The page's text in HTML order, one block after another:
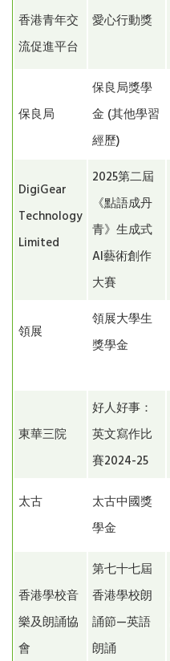
香港青年交
流促進平台
愛心行動獎
保良局
保良局獎學
金 (其他學習
經歷)
DigiGear
Technology
Limited
2025第二屆
《點語成丹
青》生成式
AI藝術創作
大賽
領展
領展大學生
獎學金
東華三院
好人好事：
英文寫作比
賽2024-25
太古
太古中國獎
學金
香港學校音
樂及朗誦協
會
第七十七屆
香港學校朗
誦節—英語
朗誦